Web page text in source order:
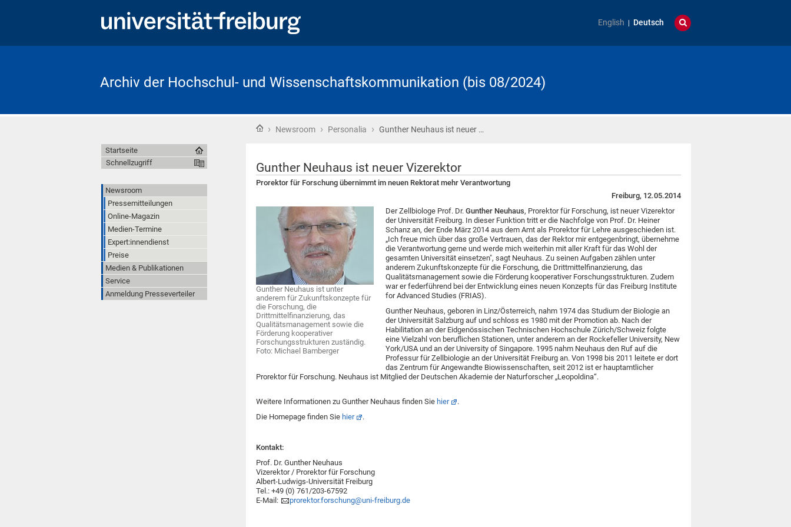
English Deutsch
Archiv der Hochschul- und Wissenschaftskommunikation (bis 08/2024)
Startseite
› Newsroom › Personalia › Gunther Neuhaus ist neuer …
Gunther Neuhaus ist neuer Vizerektor
Prorektor für Forschung übernimmt im neuen Rektorat mehr Verantwortung
Freiburg, 12.05.2014
Gunther Neuhaus ist unter
anderem für Zukunftskonzepte für
die Forschung, die
Drittmittelfinanzierung, das
Qualitätsmanagement sowie die
Förderung kooperativer
Forschungsstrukturen zuständig.
Foto: Michael Bamberger
Der Zellbiologe Prof. Dr. Gunther Neuhaus, Prorektor für Forschung, ist neuer Vizerektor
der Universität Freiburg. In dieser Funktion tritt er die Nachfolge von Prof. Dr. Heiner
Schanz an, der Ende März 2014 aus dem Amt als Prorektor für Lehre ausgeschieden ist.
„Ich freue mich über das große Vertrauen, das der Rektor mir entgegenbringt, übernehme
die Verantwortung gerne und werde mich weiterhin mit aller Kraft für das Wohl der
gesamten Universität einsetzen", sagt Neuhaus. Zu seinen Aufgaben zählen unter
anderem Zukunftskonzepte für die Forschung, die Drittmittelfinanzierung, das
Qualitätsmanagement sowie die Förderung kooperativer Forschungsstrukturen. Zudem
war er federführend bei der Entwicklung eines neuen Konzepts für das Freiburg Institute
for Advanced Studies (FRIAS).
Gunther Neuhaus, geboren in Linz/Österreich, nahm 1974 das Studium der Biologie an
der Universität Salzburg auf und schloss es 1980 mit der Promotion ab. Nach der
Habilitation an der Eidgenössischen Technischen Hochschule Zürich/Schweiz folgte
eine Vielzahl von beruflichen Stationen, unter anderem an der Rockefeller University, New
York/USA und an der University of Singapore. 1995 nahm Neuhaus den Ruf auf die
Professur für Zellbiologie an der Universität Freiburg an. Von 1998 bis 2011 leitete er dort
das Zentrum für Angewandte Biowissenschaften, seit 2012 ist er hauptamtlicher
Prorektor für Forschung. Neuhaus ist Mitglied der Deutschen Akademie der Naturforscher „Leopoldina“.
Weitere Informationen zu Gunther Neuhaus finden Sie hier
.
Die Homepage finden Sie hier .
Kontakt:
Prof. Dr. Gunther Neuhaus
Vizerektor / Prorektor für Forschung
Albert-Ludwigs-Universität Freiburg
Tel.: +49 (0) 761/203-67592
E-Mail:
prorektor.forschung@uni-freiburg.de
Startseite
Schnellzugriff
Newsroom
Pressemitteilungen
Online-Magazin
Medien-Termine
Expert:innendienst
Preise
Medien & Publikationen
Service
Anmeldung Presseverteiler